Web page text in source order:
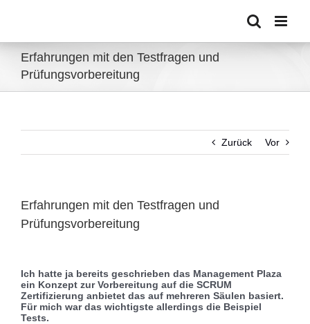
Erfahrungen mit den Testfragen und
Prüfungsvorbereitung
Zurück Vor
Erfahrungen mit den Testfragen und
Prüfungsvorbereitung
Bild
Ich hatte ja bereits geschrieben das Management Plaza
ein Konzept zur Vorbereitung auf die SCRUM
Zertifizierung anbietet das auf mehreren Säulen basiert.
Für mich war das wichtigste allerdings die Beispiel
Tests.